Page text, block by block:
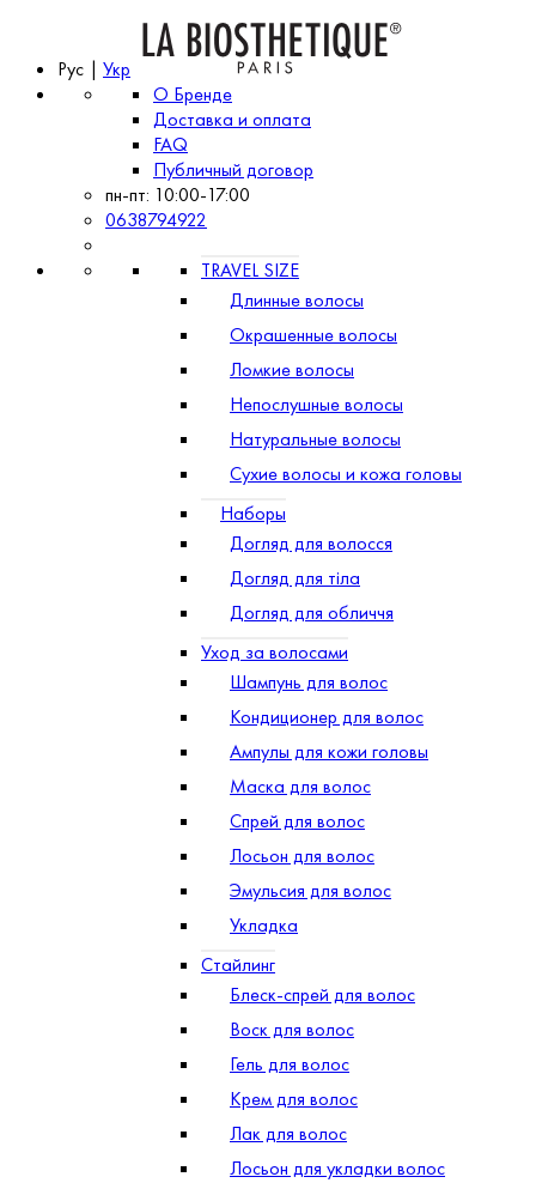
Рус | Укр
О Бренде
Доставка и оплата
FAQ
Публичный договор
пн-пт: 10:00-17:00
0638794922
TRAVEL SIZE
Длинные волосы
Окрашенные волосы
Ломкие волосы
Непослушные волосы
Натуральные волосы
Сухие волосы и кожа головы
Наборы
Догляд для волосся
Догляд для тіла
Догляд для обличчя
Уход за волосами
Шампунь для волос
Кондиционер для волос
Ампулы для кожи головы
Маска для волос
Спрей для волос
Лосьон для волос
Эмульсия для волос
Укладка
Стайлинг
Блеск-спрей для волос
Воск для волос
Гель для волос
Крем для волос
Лак для волос
Лосьон для укладки волос